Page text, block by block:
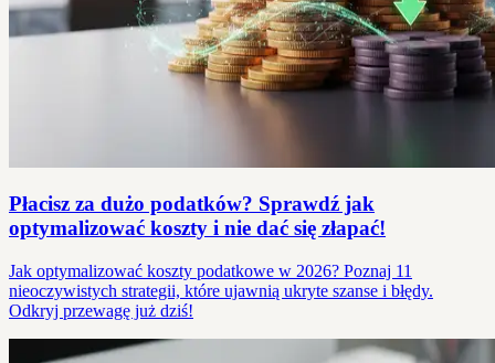
Płacisz za dużo podatków? Sprawdź jak
optymalizować koszty i nie dać się złapać!
Jak optymalizować koszty podatkowe w 2026? Poznaj 11
nieoczywistych strategii, które ujawnią ukryte szanse i błędy.
Odkryj przewagę już dziś!